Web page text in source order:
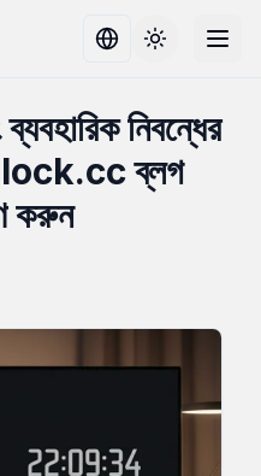
Toggle
নিবন্ধের
ব্লগ
করুন